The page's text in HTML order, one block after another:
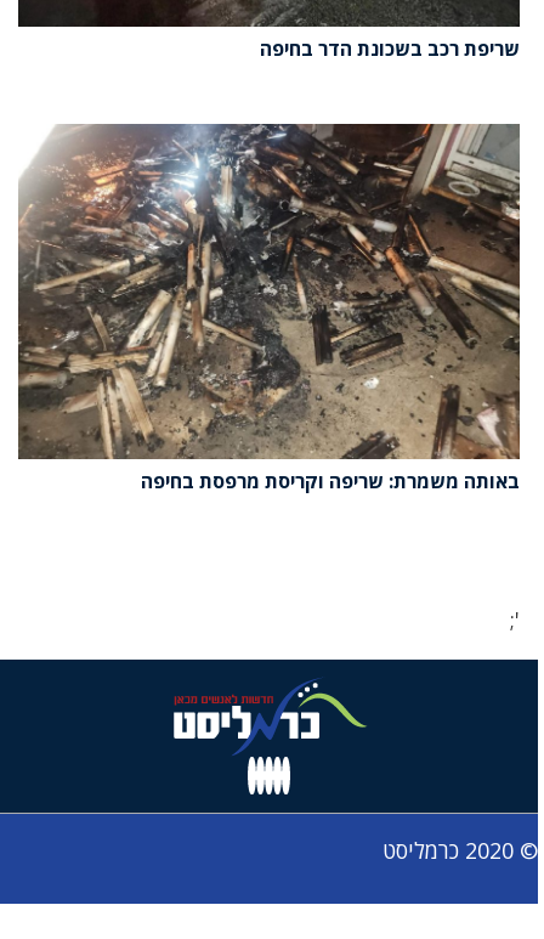
שריפת רכב בשכונת הדר בחיפה
באותה משמרת: שריפה וקריסת מרפסת בחיפה
';
© 2020 כרמליסט